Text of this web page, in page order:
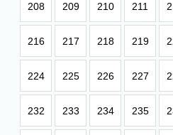
208 209 210 211
216 217 218 219
224 225 226 227
232 233 234 235